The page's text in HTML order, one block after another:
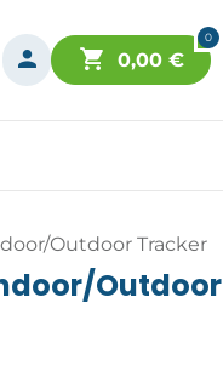
0
0,00€
Outdoor Tracker
Outdoor